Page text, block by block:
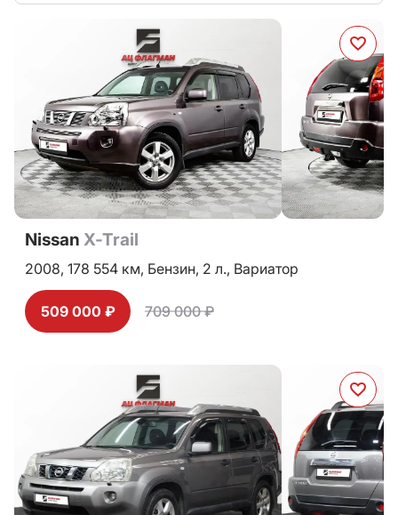
Nissan X-Trail
2008, 178 554 км, Бензин, 2 л., Вариатор
509 000 ₽ 709 000 ₽